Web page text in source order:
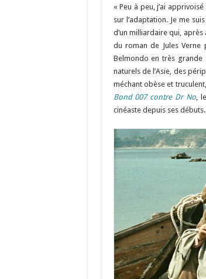
« Peu à peu, j’ai
sur l’adaptation. Je me
d’un milliardaire qui,
du roman de Jules
Belmondo en très grande
naturels de l’Asie, des
méchant obèse et
Bond 007 contre Dr No,
cinéaste depuis ses débuts.